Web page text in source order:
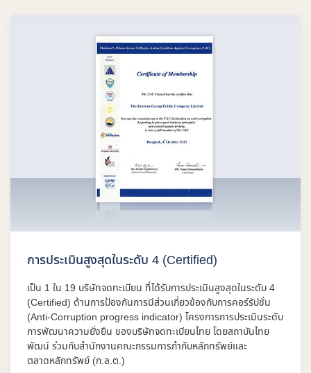
การประเมินสูงสุดในระดับ 4 (Certified)
เป็น 1 ใน 19 บริษัทจดทะเบียน ที่ได้รับการประเมินสูงสุดในระดับ 4
(Certified) ด้านการป้องกันการมีส่วนเกี่ยวข้องกับการคอร์รัปชั่น
(Anti-Corruption progress indicator) โครงการการประเมินระดับ
การพัฒนาความยั่งยืน ของบริษัทจดทะเบียนไทย โดยสถาบันไทย
พัฒน์ ร่วมกับสำนักงานคณะกรรมการกำกับหลักทรัพย์และ
ตลาดหลักทรัพย์ (ก.ล.ต.)